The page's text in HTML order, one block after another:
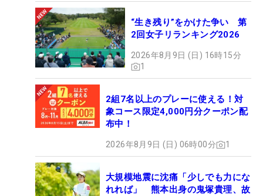
“生き残り”をかけた争い 第
2回女子リランキング2026
2026年8月9日 (日) 16時15分
1
2組7名以上のプレーに使える！対
象コース限定4,000円分クーポン配
布中！
2026年8月9日 (日) 06時00分 1
大規模地震に沈痛「少しでも力にな
れれば」 熊本出身の鬼塚貴理、故